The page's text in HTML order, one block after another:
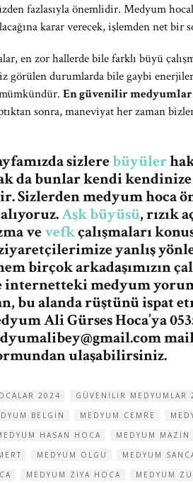
fazlasıyla önemlidir. Medyum
karar verecek, işlemden net bir
en zor hallerde bile farklı büyü
görülen durumlarda bile gaybi
En güvenilir
sonra, maneviyat her zaman
sizlerebüyüler
da bunlar kendi
Sizlerden medyum hoca
Aşk büyüsü, rızık
vevefkçalışmaları
yanlış
birçok arkadaşımızın
internetteki medyum
bu alanda rüştünü ispat
Ali Gürses Hoca’ya
ulaşabilirsiniz.
2024 GÜVENILIR MEDYUMLAR
BELGIN MEDYUM CEMRE
HASAN HOCA MEDYUM MAZIN
MEDYUM OLGU MEDYUM
MEDYUM ZIYA HOCA MEDYUM